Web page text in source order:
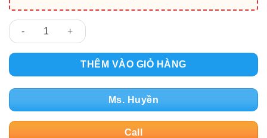
Ghế lãnh đạo da thật nhập khẩu cao cấp PV-GV205 số lượng
THÊM VÀO GIỎ HÀNG
Ms. Huyền
Call